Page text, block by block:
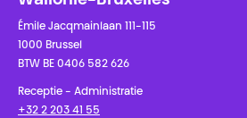
Émile Jacqmainlaan 111-115
1000 Brussel
BTW BE 0406 582 626
Receptie - Administratie
+32 2 203 41 55